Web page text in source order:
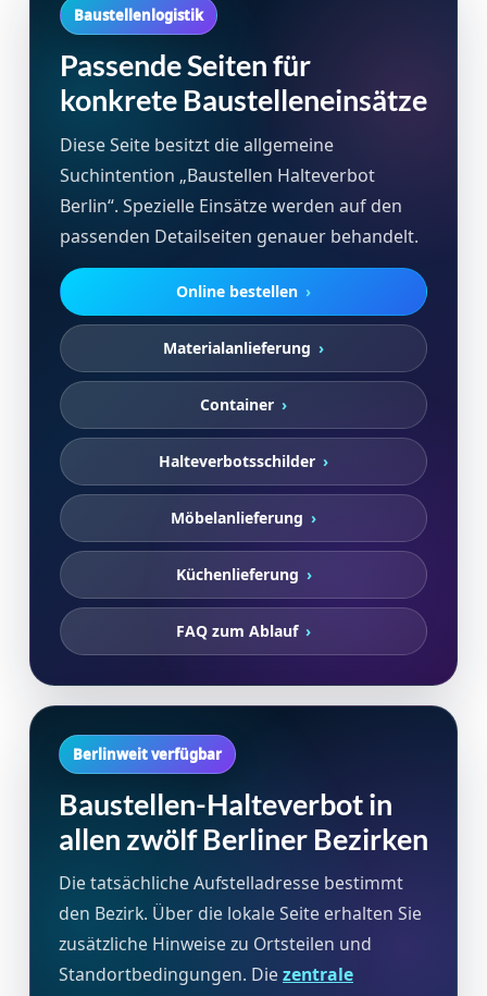
Baustellenlogistik
Passende Seiten für
konkrete Baustelleneinsätze
Diese Seite besitzt die allgemeine
Suchintention „Baustellen Halteverbot
Berlin“. Spezielle Einsätze werden auf den
passenden Detailseiten genauer behandelt.
Online bestellen
Materialanlieferung
Container
Halteverbotsschilder
Möbelanlieferung
Küchenlieferung
FAQ zum Ablauf
Berlinweit verfügbar
Baustellen-Halteverbot in
allen zwölf Berliner Bezirken
Die tatsächliche Aufstelladresse bestimmt
den Bezirk. Über die lokale Seite erhalten Sie
zusätzliche Hinweise zu Ortsteilen und
Standortbedingungen. Die zentrale